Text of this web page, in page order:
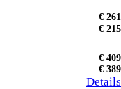
€ 261
€ 215
€ 409
€ 389
Details